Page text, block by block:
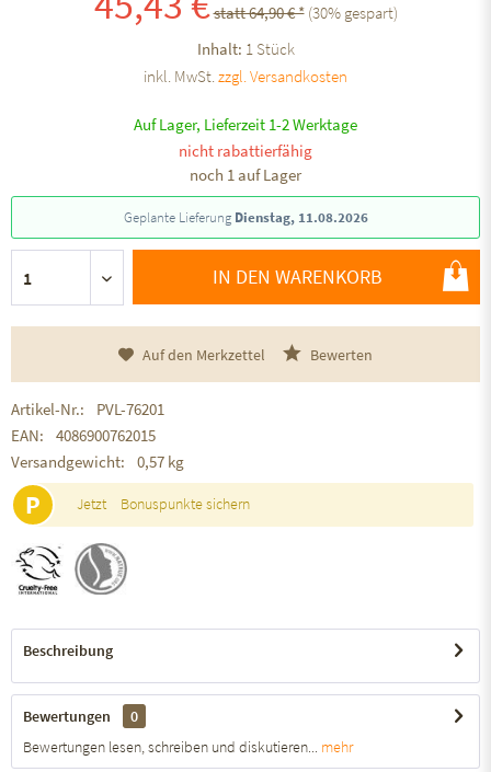
statt 64,90 € * (30% gespart)
Inhalt: 1 Stück
inkl. MwSt.zzgl. Versandkosten
Auf Lager, Lieferzeit 1-2 Werktage
nicht rabattierfähig
noch 1 auf Lager
Geplante Lieferung Dienstag, 11.08.2026
IN DEN WARENKORB
Auf den Merkzettel Bewerten
Artikel-Nr.:
PVL-76201
EAN:
4086900762015
Versandgewicht:
0,57 kg
P Jetzt Bonuspunkte sichern
Beschreibung
Bewertungen
0
Bewertungen lesen, schreiben und diskutieren... mehr